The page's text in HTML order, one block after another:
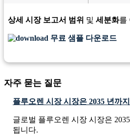
상세 시장 보고서 범위 및 세분화를
무료 샘플 다운로드
자주 묻는 질문
플루오렌 시장 시장은 2035 년까
글로벌 플루오렌 시장 시장은
됩니다.